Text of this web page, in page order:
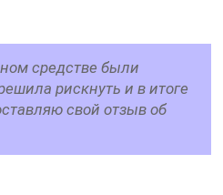
средстве были
рискнуть и в итоге
свой отзыв об